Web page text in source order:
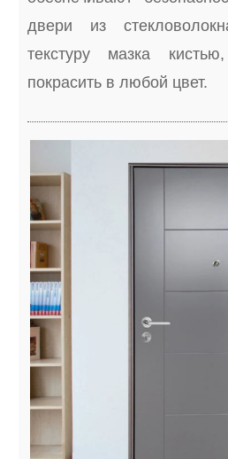
двери из
текстуру мазка
покрасить в любой цвет.